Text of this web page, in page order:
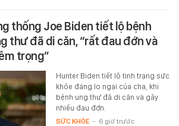
thống Joe Biden tiết lộ bệnh
thư đã di căn, “rất đau đớn và
trọng”
Hunter Biden tiết lộ tình trạng sức
khỏe đáng lo ngại của cha, khi
bệnh ung thư đã di căn và gây
nhiều đau đớn.
SỨC KHỎE - 6 giờ trước